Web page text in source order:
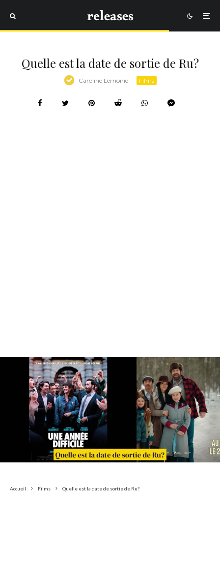
Quelle est la date de sortie de Ru?
Caroline Lemoine · Films
Accueil Films Quelle est la date de sortie de Ru?